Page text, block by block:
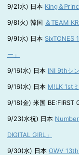
9/2(水) 日本 King＆
9/8(火) 韓国 ＆TEAM
9/9(水) 日本 SixTONES
ー」
9/16(水) 日本 INI 9thシ
9/16(水) 日本 M!LK 1st
9/18(金) 米国 BE:FIRST
9/23(水祝) 日本
DIGITAL GIRL」
9/30(水) 日本 OWV